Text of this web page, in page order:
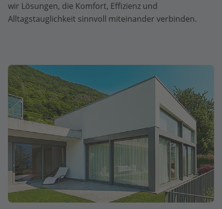
wir Lösungen, die Komfort, Effizienz und
Alltagstauglichkeit sinnvoll miteinander verbinden.